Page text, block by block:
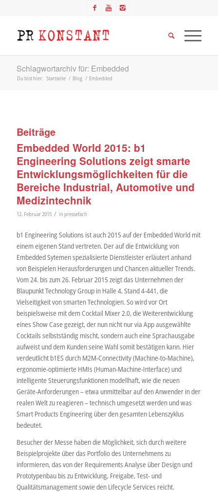
Schlagwortarchiv für: Embedded
Du bist hier: Startseite / Blog / Embedded
Beiträge
Embedded World 2015: b1
Engineering Solutions zeigt smarte
Entwicklungsmöglichkeiten für die
Bereiche Industrial, Automotive und
Medizintechnik
12. Februar 2015 / in pressefach
b1 Engineering Solutions ist auch 2015 auf der Embedded World mit
einem eigenen Stand vertreten. Der auf die Entwicklung von
Embedded Sytemen spezialisierte Dienstleister erläutert anhand
von Beispielen Herausforderungen und Chancen aktueller Trends.
Vom 24. bis zum 26. Februar 2015 zeigt das Unternehmen der
Blaupunkt Technology Group in Halle 4, Stand 4-441, die
Vielseitigkeit von smarten Technologien. So wird vor Ort
beispielsweise mit dem Cocktail Mixer 2.0, die Weiterentwicklung
eines Show Case gezeigt, der nun nicht nur via App ausgewählte
Cocktails selbstständig mischt, sondern auch eine Sprachausgabe
aufweist und dem Kunden seine Wahl somit bestätigen kann. Hier
verdeutlicht b1ES durch M2M-Connectivity (Machine-to-Machine),
ergonomie-optimierte HMIs (Human-Machine-Interface) und
intelligente Steuerungsfunktionen modellhaft, wie die neuen
Geräte-Anforderungen – etwa unmittelbar auf den Anwender in der
realen Welt zu reagieren – technisch umgesetzt werden und was
Smart Products Engineering über den gesamten Lebenszyklus
bedeutet.
Besucher der Messe haben die Möglichkeit, sich durch weitere
Beispielprojekte über das Portfolio des Unternehmens zu
informieren, das von der Requirements Analyse über Design und
Prototypenbau bis zu Entwicklung, Freigabe, Test- und
Qualitätsmanagement sowie den Lifecycle Services reicht.